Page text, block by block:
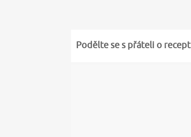
Podělte se s přáteli o recept